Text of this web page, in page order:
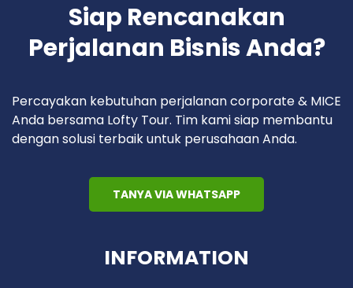
Siap Rencanakan
Perjalanan Bisnis Anda?
Percayakan kebutuhan perjalanan corporate & MICE
Anda bersama Lofty Tour. Tim kami siap membantu
dengan solusi terbaik untuk perusahaan Anda.
TANYA VIA WHATSAPP
INFORMATION